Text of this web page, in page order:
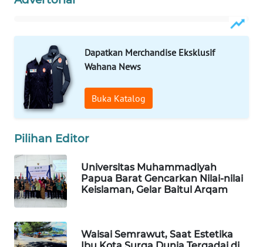
Dapatkan Merchandise Eksklusif
Wahana News
Buka Katalog
Pilihan Editor
Universitas Muhammadiyah
Papua Barat Gencarkan Nilai-nilai
Keislaman, Gelar Baitul Arqam
Waisai Semrawut, Saat Estetika
MARTABAT
NET
PLN
WATCH
MKLI
LPKKI
LKKI
KOPEKLIN